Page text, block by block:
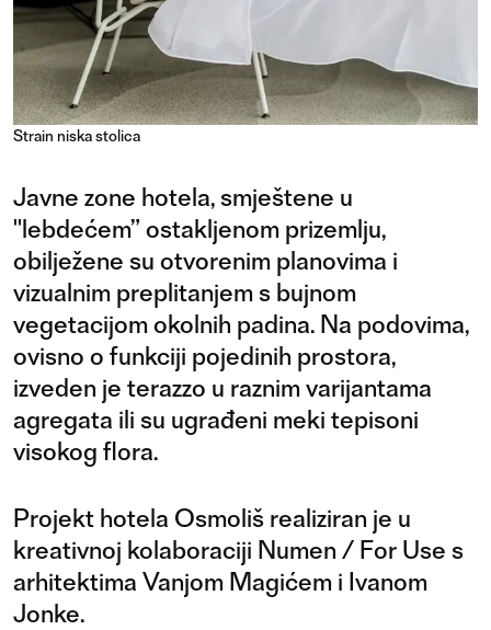
Strain niska stolica
Javne zone hotela, smještene u
"lebdećem” ostakljenom prizemlju,
obilježene su otvorenim planovima i
vizualnim preplitanjem s bujnom
vegetacijom okolnih padina. Na podovima,
ovisno o funkciji pojedinih prostora,
izveden je terazzo u raznim varijantama
agregata ili su ugrađeni meki tepisoni
visokog flora.
Projekt hotela Osmoliš realiziran je u
kreativnoj kolaboraciji Numen / For Use s
arhitektima Vanjom Magićem i Ivanom
Jonke.